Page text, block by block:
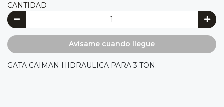
CANTIDAD
Avísame cuando llegue
GATA CAIMAN HIDRAULICA PARA 3 TON.